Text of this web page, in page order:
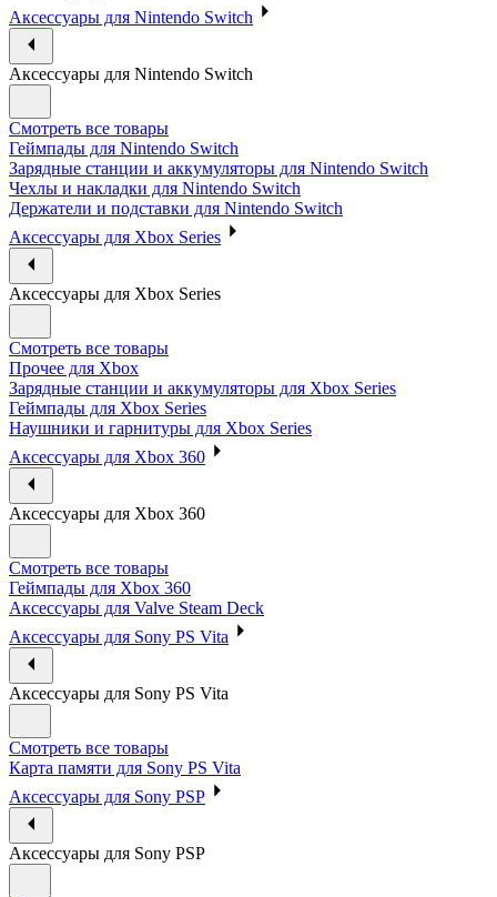
Аксессуары для Nintendo Switch
Аксессуары для Nintendo Switch
Смотреть все товары
Геймпады для Nintendo Switch
Зарядные станции и аккумуляторы для Nintendo Switch
Чехлы и накладки для Nintendo Switch
Держатели и подставки для Nintendo Switch
Аксессуары для Xbox Series
Аксессуары для Xbox Series
Смотреть все товары
Прочее для Xbox
Зарядные станции и аккумуляторы для Xbox Series
Геймпады для Xbox Series
Наушники и гарнитуры для Xbox Series
Аксессуары для Xbox 360
Аксессуары для Xbox 360
Смотреть все товары
Геймпады для Xbox 360
Аксессуары для Valve Steam Deck
Аксессуары для Sony PS Vita
Аксессуары для Sony PS Vita
Смотреть все товары
Карта памяти для Sony PS Vita
Аксессуары для Sony PSP
Аксессуары для Sony PSP